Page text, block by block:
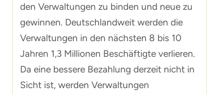
den Verwaltungen zu binden und neue zu
gewinnen. Deutschlandweit werden die
Verwaltungen in den nächsten 8 bis 10
Jahren 1,3 Millionen Beschäftigte verlieren.
Da eine bessere Bezahlung derzeit nicht in
Sicht ist, werden Verwaltungen